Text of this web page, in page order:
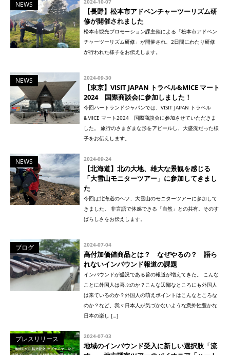
NEWS 2024-10-07
【長野】松本市アドベンチャーツーリズム研
修が開催されました
松本市観光プロモーション課主催による「松本市アドベン
チャーツーリズム研修」が開催され、2日間にわたり研修
が行われた様子をお伝えします。
NEWS 2024-09-30
【東京】VISIT JAPAN トラベル&MICE マート
2024 国際商談会に参加しました！
今回ハートランドジャパンでは、VISIT JAPAN トラベル
&MICE マート2024 国際商談会に参加させていただきま
した。 旅行のさまざまな形をアピールし、大盛況だった様
子をお伝えします。
NEWS 2024-09-24
【北海道】北の大地、雄大な景観を感じる
「大雪山モニターツアー」に参加してきまし
た
今回は北海道のヘソ、大雪山のモニターツアーに参加して
きました。 非言語で体感できる「自然」との共有。そのす
ばらしさをお伝えします。
ブログ 2024-07-04
高付加価値商品とは？ なぜやるの？ 語ら
れないインバウンド報道の課題
インバウンドが盛況である旨の報道が増えてきた。 こんな
ことに外国人は喜ぶのか？こんな辺鄙なところにも外国人
は来ているのか？外国人の萌えポイントはこんなところな
のか？など、我々日本人が気づかないような意外性豊かな
日本の楽し […]
プレスリリース 2024-07-03
地域のインバウンド受入に新しい選択肢「流